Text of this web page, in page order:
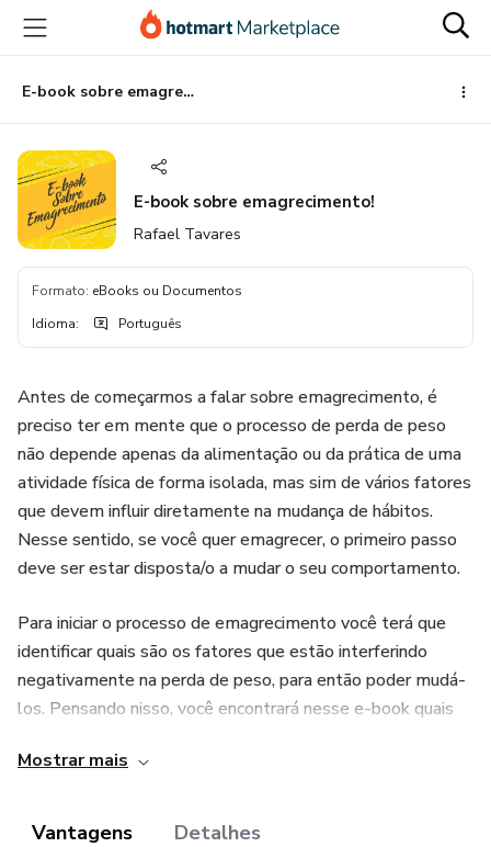
para
conteúdo
principal
para
pagamento
para
rodapé
E-book sobre emagrecimento!
E-book sobre emagrecimento!
Rafael Tavares
Formato: eBooks ou Documentos
Idioma: Português
Antes de começarmos a falar sobre emagrecimento, é
preciso ter em mente que o processo de perda de peso
não depende apenas da alimentação ou da prática de uma
atividade física de forma isolada, mas sim de vários fatores
que devem influir diretamente na mudança de hábitos.
Nesse sentido, se você quer emagrecer, o primeiro passo
deve ser estar disposta/o a mudar o seu comportamento.
Para iniciar o processo de emagrecimento você terá que
identificar quais são os fatores que estão interferindo
negativamente na perda de peso, para então poder mudá-
los. Pensando nisso, você encontrará nesse e-book quais
emagrecimento de forma saudável e definitiva.
Mostrar mais
Vantagens Detalhes